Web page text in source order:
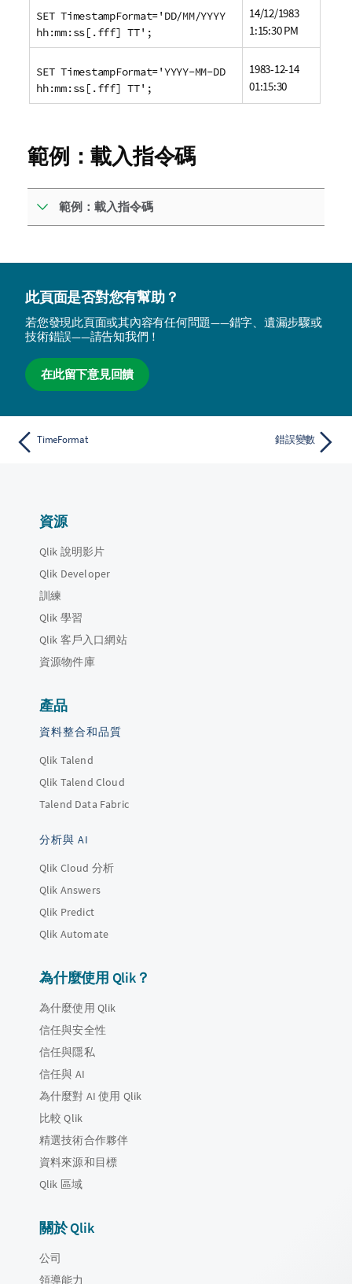
SET TimestampFormat='DD/MM/YYYY
hh:mm:ss[.fff] TT';
14/12/1983
1:15:30 PM
SET TimestampFormat='YYYY-MM-DD
hh:mm:ss[.fff] TT';
1983-12-14
01:15:30
範例：載入指令碼
範例：載入指令碼
此頁面是否對您有幫助？
若您發現此頁面或其內容有任何問題——錯字、遺漏步驟或
技術錯誤——請告知我們！
在此留下意見回饋
TimeFormat 錯誤變數
資源
Qlik 說明影片
Qlik Developer
訓練
Qlik 學習
Qlik 客戶入口網站
資源物件庫
產品
資料整合和品質
Qlik Talend
Qlik Talend Cloud
Talend Data Fabric
分析與 AI
Qlik Cloud 分析
Qlik Answers
Qlik Predict
Qlik Automate
為什麼使用 Qlik？
為什麼使用 Qlik
信任與安全性
信任與隱私
信任與 AI
為什麼對 AI 使用 Qlik
比較 Qlik
精選技術合作夥伴
資料來源和目標
Qlik 區域
關於 Qlik
公司
領導能力